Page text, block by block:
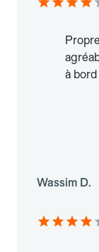
à bord
Wassim D.